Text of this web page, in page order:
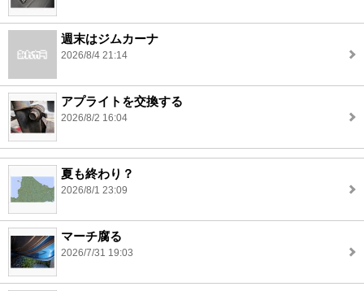
週末はジムカーナ
2026/8/4 21:14
アプライトを交換する
2026/8/2 16:04
夏も終わり？
2026/8/1 23:09
マーチ腐る
2026/7/31 19:03